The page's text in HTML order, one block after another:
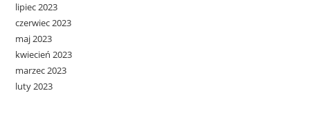
lipiec 2023
czerwiec 2023
maj 2023
kwiecień 2023
marzec 2023
luty 2023